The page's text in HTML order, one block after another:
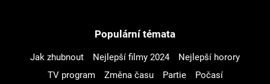
Populární témata
Jak zhubnout Nejlepší filmy 2024
Nejlepší horory
TV program
Změna času Partie
Počasí